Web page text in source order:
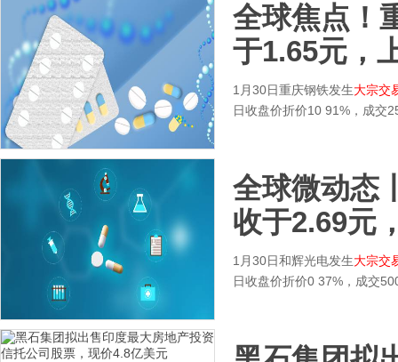
全球焦点！
于1.65元，
1月30日重庆钢铁发生大宗交
日收盘价折价10 91%，成交
全球微动态
收于2.69元
1月30日和辉光电发生大宗交
日收盘价折价0 37%，成交